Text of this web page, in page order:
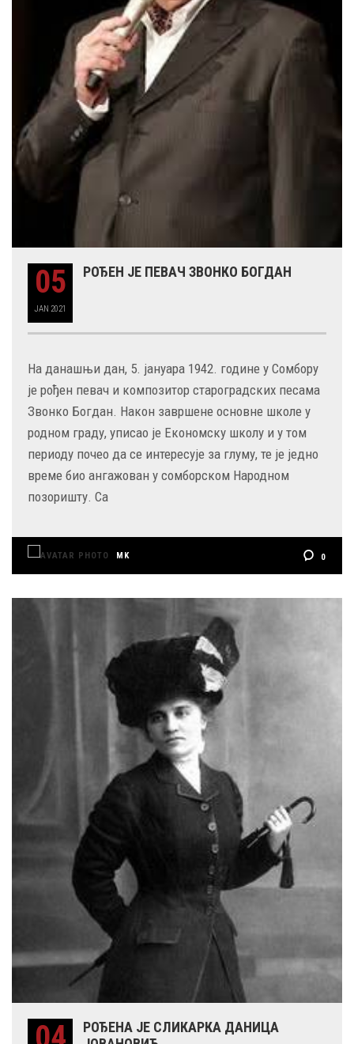
05
JAN 2021
РОЂЕН ЈЕ ПЕВАЧ ЗВОНКО БОГДАН
На данашњи дан, 5. јануара 1942. године у Сомбору
је рођен певач и композитор староградских песама
Звонко Богдан. Након завршене основне школе у
родном граду, уписао је Економску школу и у том
периоду почео да се интересује за глуму, те је једно
време био ангажован у сомборском Народном
позоришту. Са
MK 0
РОЂЕНА ЈЕ СЛИКАРКА ДАНИЦА